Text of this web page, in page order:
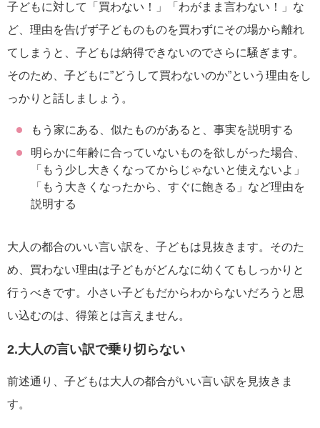
子どもに対して「買わない！」「わがまま言わない！」な
ど、理由を告げず子どものものを買わずにその場から離れ
てしまうと、子どもは納得できないのでさらに騒ぎます。
そのため、子どもに”どうして買わないのか”という理由をし
っかりと話しましょう。
もう家にある、似たものがあると、事実を説明する
明らかに年齢に合っていないものを欲しがった場合、
「もう少し大きくなってからじゃないと使えないよ」
「もう大きくなったから、すぐに飽きる」など理由を
説明する
大人の都合のいい言い訳を、子どもは見抜きます。そのた
め、買わない理由は子どもがどんなに幼くてもしっかりと
行うべきです。小さい子どもだからわからないだろうと思
い込むのは、得策とは言えません。
2.大人の言い訳で乗り切らない
前述通り、子どもは大人の都合がいい言い訳を見抜きま
す。